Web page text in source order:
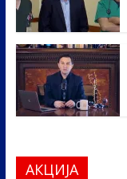
АКЦИЈА